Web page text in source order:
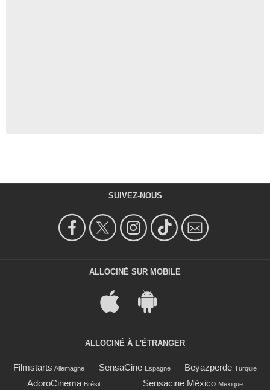
SUIVEZ-NOUS
ALLOCINÉ SUR MOBILE
ALLOCINÉ À L'ÉTRANGER
Filmstarts Allemagne SensaCine Espagne Beyazperde Turquie
AdoroCinema Brésil Sensacine México Mexique